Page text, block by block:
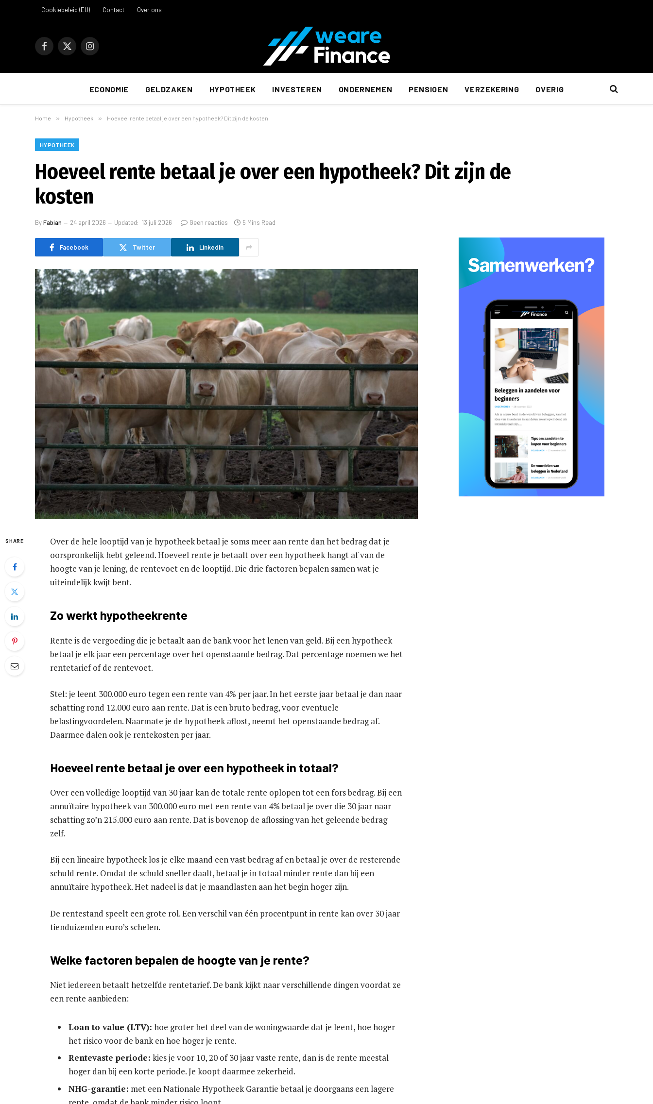
Cookiebeleid (EU) Contact Over ons
Facebook
X
Instagram
ECONOMIE GELDZAKEN HYPOTHEEK INVESTEREN ONDERNEMEN PENSIOEN VERZEKERING OVERIG
Home » Hypotheek » Hoeveel rente betaal je over een hypotheek? Dit zijn de kosten
HYPOTHEEK
Hoeveel rente betaal je over een hypotheek? Dit zijn de
kosten
ByFabian 24 april 2026 Updated: 13 juli 2026 Geen reacties 5 Mins Read
Facebook Twitter LinkedIn
SHARE
Over de hele looptijd van je hypotheek betaal je soms meer aan rente dan het bedrag dat je
oorspronkelijk hebt geleend. Hoeveel rente je betaalt over een hypotheek hangt af van de
hoogte van je lening, de rentevoet en de looptijd. Die drie factoren bepalen samen wat je
uiteindelijk kwijt bent.
Zo werkt hypotheekrente
Rente is de vergoeding die je betaalt aan de bank voor het lenen van geld. Bij een hypotheek
betaal je elk jaar een percentage over het openstaande bedrag. Dat percentage noemen we het
rentetarief of de rentevoet.
Stel: je leent 300.000 euro tegen een rente van 4% per jaar. In het eerste jaar betaal je dan naar
schatting rond 12.000 euro aan rente. Dat is een bruto bedrag, voor eventuele
belastingvoordelen. Naarmate je de hypotheek aflost, neemt het openstaande bedrag af.
Daarmee dalen ook je rentekosten per jaar.
Hoeveel rente betaal je over een hypotheek in totaal?
Over een volledige looptijd van 30 jaar kan de totale rente oplopen tot een fors bedrag. Bij een
annuïtaire hypotheek van 300.000 euro met een rente van 4% betaal je over die 30 jaar naar
schatting zo’n 215.000 euro aan rente. Dat is bovenop de aflossing van het geleende bedrag
zelf.
Bij een lineaire hypotheek los je elke maand een vast bedrag af en betaal je over de resterende
schuld rente. Omdat de schuld sneller daalt, betaal je in totaal minder rente dan bij een
annuïtaire hypotheek. Het nadeel is dat je maandlasten aan het begin hoger zijn.
De rentestand speelt een grote rol. Een verschil van één procentpunt in rente kan over 30 jaar
tienduizenden euro’s schelen.
Welke factoren bepalen de hoogte van je rente?
Niet iedereen betaalt hetzelfde rentetarief. De bank kijkt naar verschillende dingen voordat ze
een rente aanbieden:
Loan to value (LTV): hoe groter het deel van de woningwaarde dat je leent, hoe hoger
het risico voor de bank en hoe hoger je rente.
Rentevaste periode: kies je voor 10, 20 of 30 jaar vaste rente, dan is de rente meestal
hoger dan bij een korte periode. Je koopt daarmee zekerheid.
NHG-garantie: met een Nationale Hypotheek Garantie betaal je doorgaans een lagere